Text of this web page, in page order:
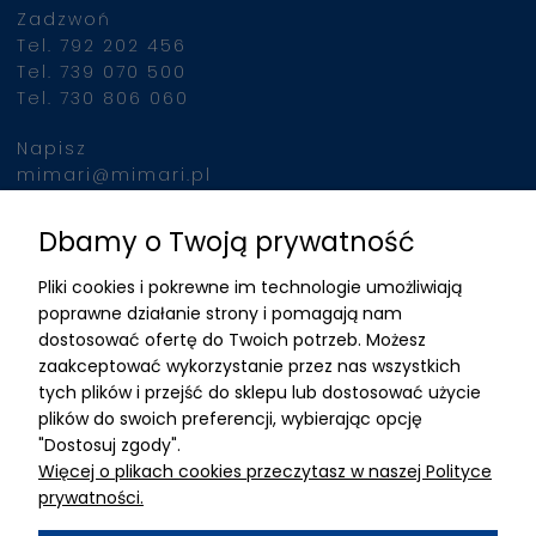
automatycznie, nie
operatora. To pozwala
efektywne
czasu personelu i
liczby
zabiegów.
Zadzwoń
Tel. 792 202 456
Tel. 739 070 500
Tel. 730 806 060
Napisz
mimari@mimari.pl
Znajdziesz nas
ADRES
MIMARI sp z o.o.
ul. Kurkowa 12
50-210 Wrocław
Dane rejestracyjne
NIP:8982325327
Dbamy o Twoją prywatność
Pliki cookies i pokrewne im technologie umożliwiają
poprawne działanie strony i pomagają nam
dostosować ofertę do Twoich potrzeb. Możesz
zaakceptować wykorzystanie przez nas wszystkich
tych plików i przejść do sklepu lub dostosować użycie
plików do swoich preferencji, wybierając opcję
"Dostosuj zgody".
Więcej o plikach cookies przeczytasz w naszej Polityce
prywatności.